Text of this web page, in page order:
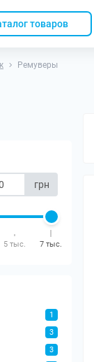
товаров
Ремуверы
грн
5 тыс. 7 тыс.
1
3
3